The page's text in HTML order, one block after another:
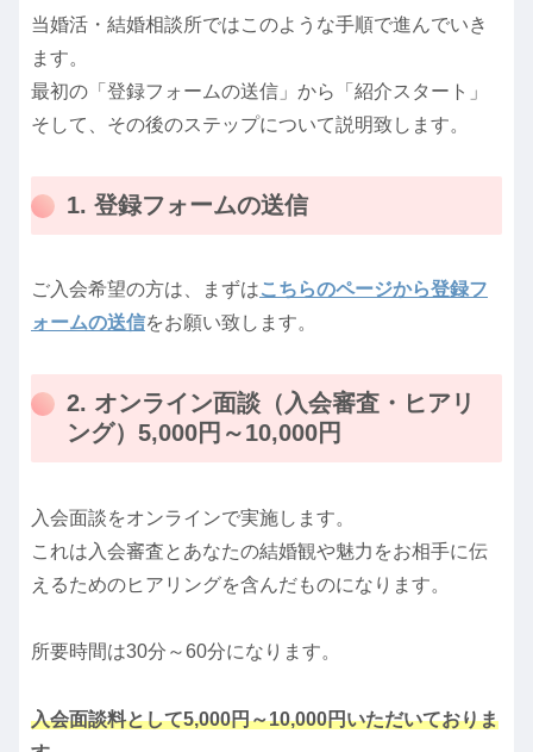
当婚活・結婚相談所ではこのような手順で進んでいき
ます。
最初の「登録フォームの送信」から「紹介スタート」
そして、その後のステップについて説明致します。
1. 登録フォームの送信
ご入会希望の方は、まずはこちらのページから登録フ
ォームの送信をお願い致します。
2. オンライン面談（入会審査・ヒアリ
ング）5,000円～10,000円
入会面談をオンラインで実施します。
これは入会審査とあなたの結婚観や魅力をお相手に伝
えるためのヒアリングを含んだものになります。
所要時間は30分～60分になります。
入会面談料として5,000円～10,000円いただいておりま